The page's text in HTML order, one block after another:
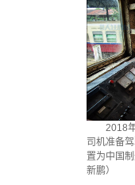
2018
司机准备
置为中国
新鹏）